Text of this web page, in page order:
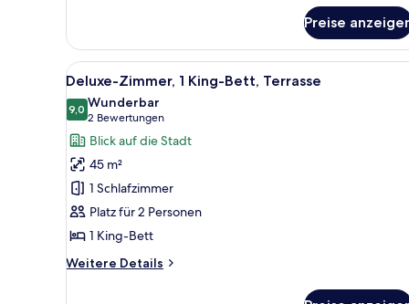
2 Doppelbetten
Preise
Alle
Fotos
für
Deluxe-
Zimmer,
1 King-
Bett,
Terrasse
anzeigen
Ein Hotelzimmer mit Bett,
7
Deluxe-Zimmer, 1 King-Bett, Terrasse
9,09,0 von 10
Wunderbar
2 Bewertungen
(2
Bewertungen)
Blick auf die Stadt
45 m²
1 Schlafzimmer
Platz für 2 Personen
1 King-Bett
Weitere Details
Weitere